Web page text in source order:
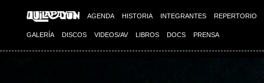
AGENDA HISTORIA INTEGRANTES REPERTORIO
GALERÍA DISCOS VIDEOS/AV LIBROS DOCS PRENSA